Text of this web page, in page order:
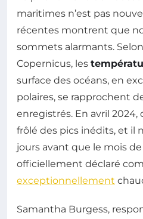
maritimes n’est pas
récentes montrent que
sommets alarmants.
Copernicus, les
surface des océans, en
polaires, se rapprochent
enregistrés. En avril
frôlé des pics inédits, et il
jours avant que le mois
officiellement déclaré
exceptionnellement
Samantha Burgess,